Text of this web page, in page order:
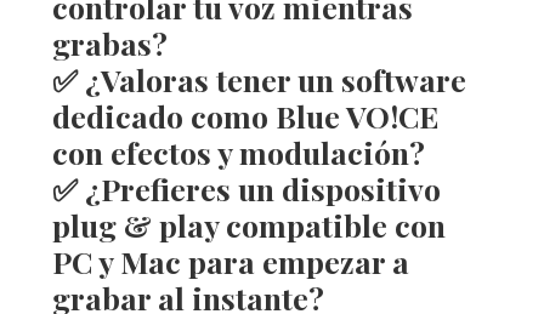
grabas?
✅ ¿Valoras tener un software
dedicado como Blue VO!CE
con efectos y modulación?
✅ ¿Prefieres un dispositivo
plug & play compatible con
PC y Mac para empezar a
grabar al instante?